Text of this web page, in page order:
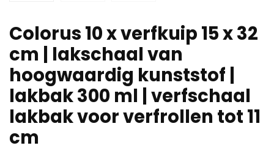
Colorus 10 x verfkuip 15 x 32
cm | lakschaal van
hoogwaardig kunststof |
lakbak 300 ml | verfschaal
lakbak voor verfrollen tot 11
cm